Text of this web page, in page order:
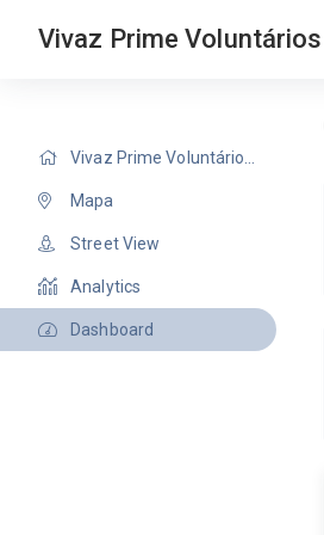
Vivaz Prime
Vivaz Prime Voluntários da Pátria
Mapa
Street View
Analytics
Dashboard